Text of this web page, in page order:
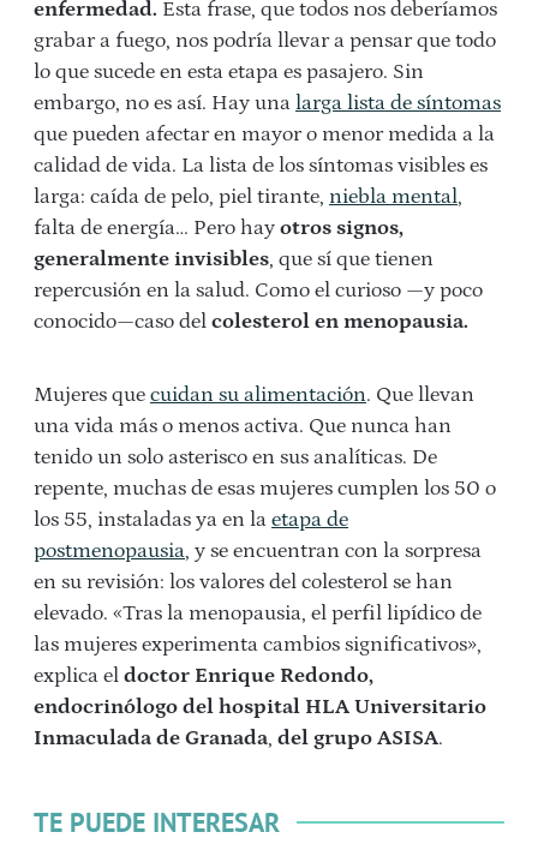
enfermedad. Esta frase, que todos nos deberíamos
grabar a fuego, nos podría llevar a pensar que todo
lo que sucede en esta etapa es pasajero. Sin
embargo, no es así. Hay una larga lista de síntomas
que pueden afectar en mayor o menor medida a la
calidad de vida. La lista de los síntomas visibles es
larga: caída de pelo, piel tirante, niebla mental,
falta de energía… Pero hay otros signos,
generalmente invisibles, que sí que tienen
repercusión en la salud. Como el curioso —y poco
conocido—caso del colesterol en menopausia.
Mujeres que cuidan su alimentación. Que llevan
una vida más o menos activa. Que nunca han
tenido un solo asterisco en sus analíticas. De
repente, muchas de esas mujeres cumplen los 50 o
los 55, instaladas ya en la etapa de
postmenopausia, y se encuentran con la sorpresa
en su revisión: los valores del colesterol se han
elevado. «Tras la menopausia, el perfil lipídico de
las mujeres experimenta cambios significativos»,
explica el doctor Enrique Redondo,
endocrinólogo del hospital HLA Universitario
Inmaculada de Granada, del grupo ASISA.
TE PUEDE INTERESAR